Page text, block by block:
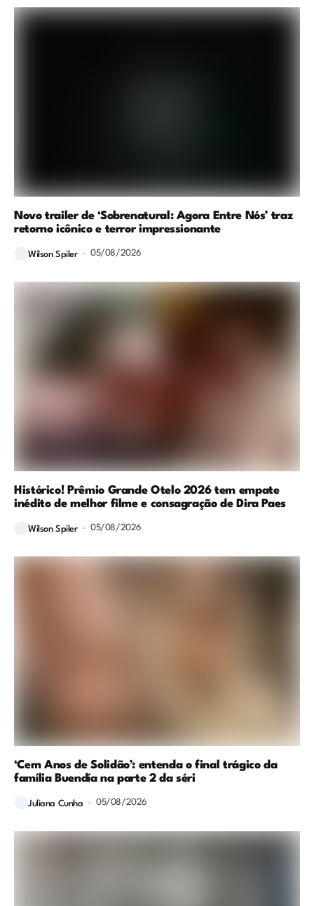
Novo trailer de ‘Sobrenatural: Agora Entre Nós’ traz
retorno icônico e terror impressionante
Wilson Spiler 05/08/2026
Histórico! Prêmio Grande Otelo 2026 tem empate
inédito de melhor filme e consagração de Dira Paes
Wilson Spiler 05/08/2026
‘Cem Anos de Solidão’: entenda o final trágico da
família Buendía na parte 2 da séri
Juliana Cunha 05/08/2026